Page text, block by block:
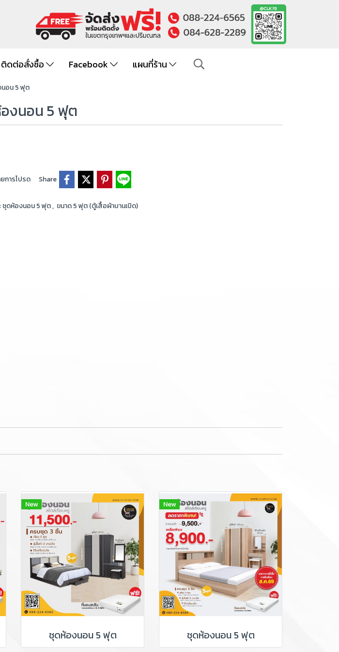
ติดต่อสั่งซื้อ Facebook แผนที่ร้าน
อน 5 ฟุต
งนอน 5 ฟุต
การโปรด Share
ชุดห้องนอน 5 ฟุต, ขนาด 5 ฟุต (ตู้เสื้อผ้าบานเปิด)
New
ชุดห้องนอน 5 ฟุต
New
ชุดห้องนอน 5 ฟุต